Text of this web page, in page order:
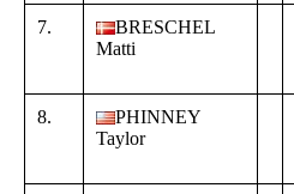
7.
BRESCHEL
Matti
8.
PHINNEY
Taylor